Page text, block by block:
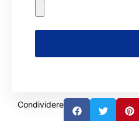
Condividere: